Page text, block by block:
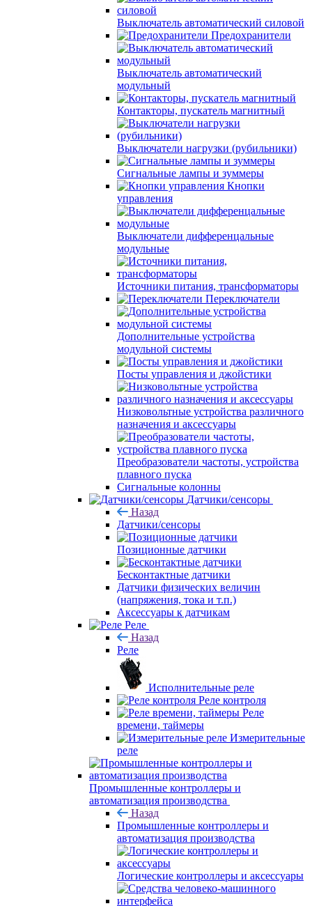
Выключатель автоматический силовой
Предохранители
Выключатель автоматический
модульный
Контакторы, пускатель магнитный
Выключатели нагрузки (рубильники)
Сигнальные лампы и зуммеры
Кнопки
управления
Выключатели дифференцальные
модульные
Источники питания, трансформаторы
Переключатели
Дополнительные устройства
модульной системы
Посты управления и джойстики
Низковольтные устройства различного
назначения и аксессуары
Преобразователи частоты, устройства
плавного пуска
Сигнальные колонны
Датчики/сенсоры
Назад
Датчики/сенсоры
Позиционные датчики
Бесконтактные датчики
Датчики физических величин
(напряжения, тока и т.п.)
Аксессуары к датчикам
Реле
Назад
Реле
Исполнительные реле
Реле контроля
Реле
времени, таймеры
Измерительные
реле
Промышленные контроллеры и
автоматизация производства
Назад
Промышленные контроллеры и
автоматизация производства
Логические контроллеры и аксессуары